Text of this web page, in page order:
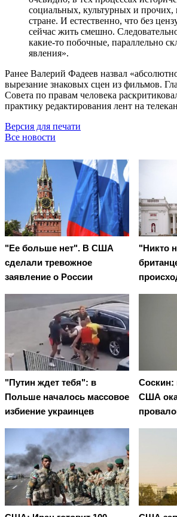
социальных, культурных и прочих,
стране. И естественно, что без
сейчас жить смешно.
какие-то побочные, параллельно
явления».
Ранее Валерий Фадеев назвал
вырезание знаковых сцен из фильмов.
Совета по правам человека
практику редактирования лент на
Версия для печати
Все новости
"Ее больше нет". В США
сделали тревожное
заявление о России
"Никто
"Путин ждет тебя": в
Польше началось массовое
избиение украинцев
Соскин:
США